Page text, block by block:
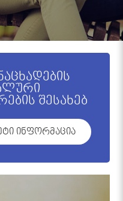
შესახებ
ინფორმაცია